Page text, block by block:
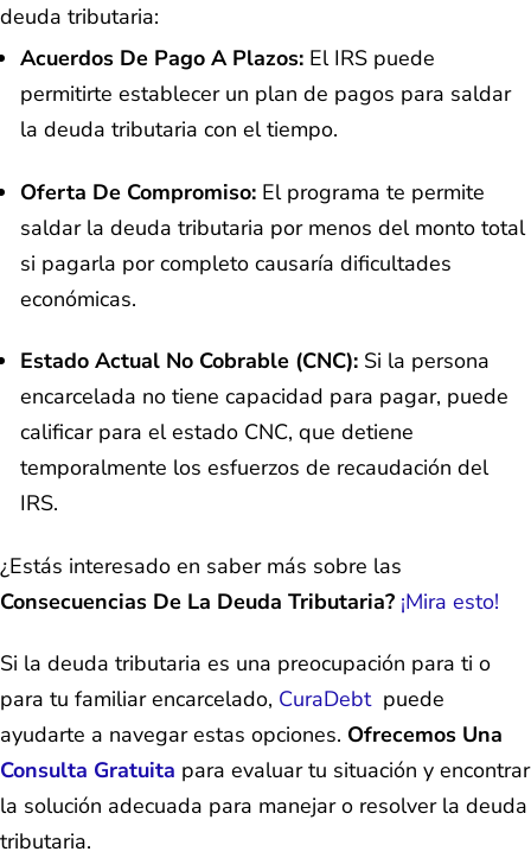
deuda tributaria:
Acuerdos De Pago A Plazos: El IRS puede
permitirte establecer un plan de pagos para saldar
la deuda tributaria con el tiempo.
Oferta De Compromiso: El programa te permite
saldar la deuda tributaria por menos del monto total
si pagarla por completo causaría dificultades
económicas.
Estado Actual No Cobrable (CNC): Si la persona
encarcelada no tiene capacidad para pagar, puede
calificar para el estado CNC, que detiene
temporalmente los esfuerzos de recaudación del
IRS.
¿Estás interesado en saber más sobre las
Consecuencias De La Deuda Tributaria? ¡Mira esto!
Si la deuda tributaria es una preocupación para ti o
para tu familiar encarcelado, CuraDebtpuede
ayudarte a navegar estas opciones. Ofrecemos Una
Consulta Gratuita para evaluar tu situación y encontrar
la solución adecuada para manejar o resolver la deuda
tributaria.